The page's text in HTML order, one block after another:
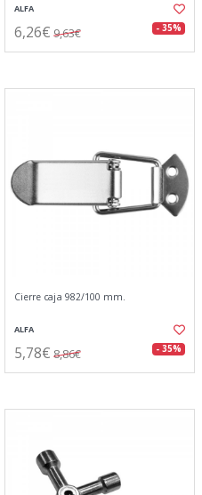
ALFA
6,26€ 9,63€ - 35%
Cierre caja 982/100 mm.
ALFA
5,78€ 8,86€ - 35%